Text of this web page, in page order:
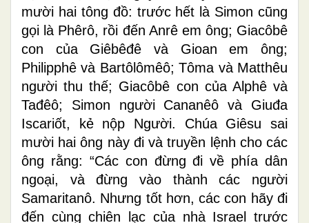
mười hai tông đồ: trước hết là Simon cũng
gọi là Phêrô, rồi đến Anrê em ông; Giacôbê
con của Giêbêđê và Gioan em ông;
Philipphê và Bartôlômêô; Tôma và Matthêu
người thu thế; Giacôbê con của Alphê và
Tađêô; Simon người Cananêô và Giuđa
Iscariốt, kẻ nộp Người. Chúa Giêsu sai
mười hai ông này đi và truyền lệnh cho các
ông rằng: “Các con đừng đi về phía dân
ngoại, và đừng vào thành các người
Samaritanô. Nhưng tốt hơn, các con hãy đi
đến cùng chiên lạc của nhà Israel trước